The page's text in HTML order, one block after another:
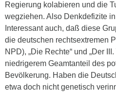
Regierung kolabieren und die
wegziehen. Also Denkdefizite
Interessant auch, daß diese
die deutschen rechtsextremen
NPD), „Die Rechte“ und „Der
niedrigerem Geamtanteil des
Bevölkerung. Haben die
etwa doch nicht genetisch